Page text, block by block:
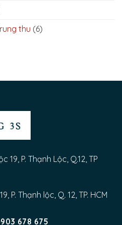
thu (6)
19, P. Thạnh Lộc, Q.12, TP
P. Thạnh lộc, Q. 12, TP. HCM
678 675